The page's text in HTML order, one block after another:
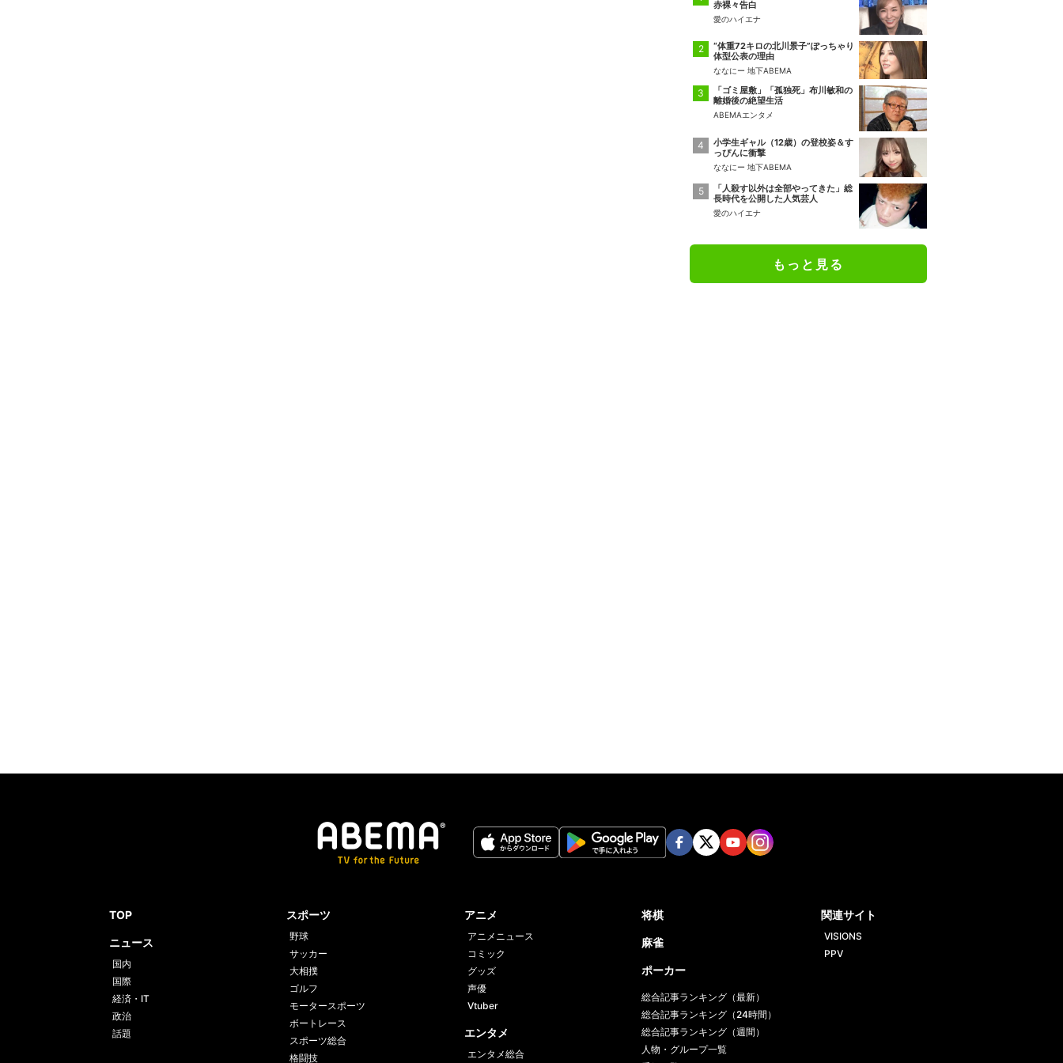
赤裸々告白
愛のハイエナ
“体重72キロの北川景子”ぽっちゃり
体型公表の理由
ななにー 地下ABEMA
「ゴミ屋敷」「孤独死」布川敏和の
離婚後の絶望生活
ABEMAエンタメ
小学生ギャル（12歳）の登校姿＆す
っぴんに衝撃
ななにー 地下ABEMA
「人殺す以外は全部やってきた」総
長時代を公開した人気芸人
愛のハイエナ
もっと見る
TOP
ニュース
国内
国際
経済・IT
政治
話題
スポーツ
野球
サッカー
大相撲
ゴルフ
モータースポーツ
ボートレース
スポーツ総合
格闘技
アニメ
アニメニュース
コミック
グッズ
声優
Vtuber
エンタメ
エンタメ総合
将棋
麻雀
ポーカー
総合記事ランキング（最新）
総合記事ランキング（24時間）
総合記事ランキング（週間）
人物・グループ一覧
関連サイト
VISIONS
PPV